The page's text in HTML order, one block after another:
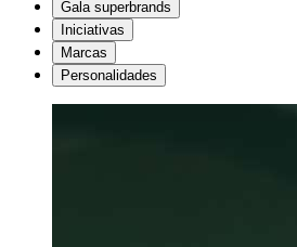
Gala superbrands
Iniciativas
Marcas
Personalidades